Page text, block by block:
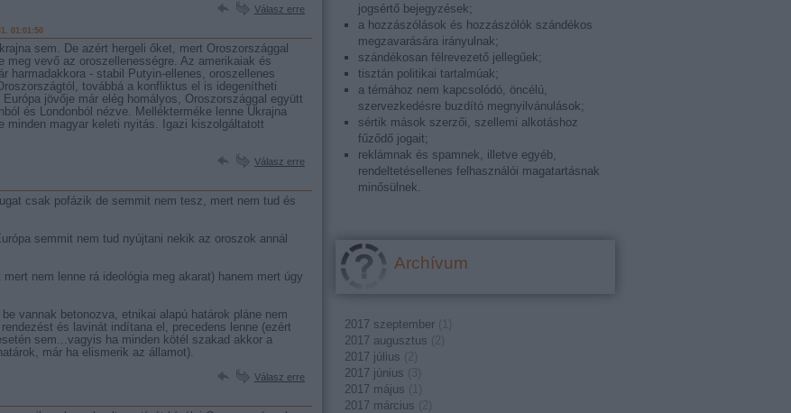
jogsértő bejegyzések;
a hozzászólások és hozzászólók szándékos
megzavarására irányulnak;
szándékosan félrevezető jellegűek;
tisztán politikai tartalmúak;
a témához nem kapcsolódó, öncélú,
szervezkedésre buzdító megnyilvánulások;
sértik mások szerzői, szellemi alkotáshoz
fűződő jogait;
reklámnak és spamnek, illetve egyéb,
rendeltetésellenes felhasználói magatartásnak
minősülnek.
Archívum
2017 szeptember
2017 augusztus
2017 július
2017 június
2017 május
2017 március
Válasz erre
01:01:50
sem. De azért hergeli őket, mert Oroszországgal
meg vevő az oroszellenességre. Az amerikaiak és
harmadakkora - stabil Putyin-ellenes, oroszellenes
továbbá a konfliktus el is idegenítheti
jövője már elég homályos, Oroszországgal együtt
és Londonból nézve. Mellékterméke lenne Ukrajna
minden magyar keleti nyitás. Igazi kiszolgáltatott
Válasz erre
csak pofázik de semmit nem tesz, mert nem tud és
semmit nem tud nyújtani nekik az oroszok annál
nem lenne rá ideológia meg akarat) hanem mert úgy
vannak betonozva, etnikai alapú határok pláne nem
és lavinát indítana el, precedens lenne (ezért
sem...vagyis ha minden kötél szakad akkor a
már ha elismerik az államot).
Válasz erre